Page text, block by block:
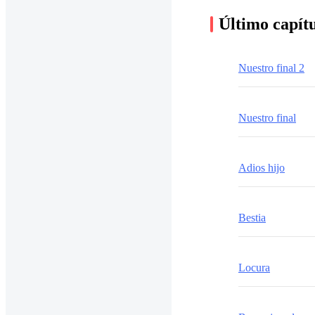
Último
Nuestro final 2
Nuestro final
Adios hijo
Bestia
Locura